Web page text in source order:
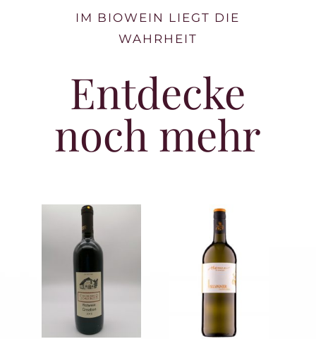
IM BIOWEIN LIEGT DIE
WAHRHEIT
Entdecke
noch mehr